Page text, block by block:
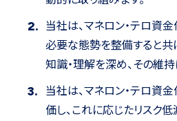
当社は、マネロン・テロ資
必要な態勢を整備すると
知識・理解を深め、その維持
当社は、マネロン・テロ資
価し、これに応じたリスク